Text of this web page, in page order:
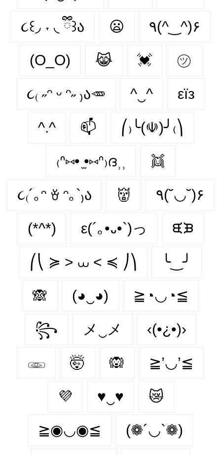
૮꒰◞ ˕ ◟ ྀི꒱ა 😦 ٩(^‿^)۶
(O_O) 😹 💓 ㋡
૮₍ ˶ᵔ ᵕ ᵔ˶ ₎ა🥕 ^‿^ εїз
^.^ 📫 ⎛₎╰(☫)╯₍⎞
₍ᐢ⑅• ̫•⑅ᐢ₎ദ⸒⸒ 👯
૮₍´｡ᵔ ꈊ ᵔ｡`₎ა 👹 ٩(˘◡˘)۶
(*^*) ε(´｡•᎑•`)っ ᙙᙖ
⎛⎝ ≽ > ⩊ < ≼ ⎠⎞ ╰‿╯
🙈 (◕‿◕) ≧◔◡◔≦
꧂ メ‿メ ‹(•¿•)›
𓁾 🤯 🙉 ≧’◡’≦
💜 ♥‿♥ 😿
≧◉◡◉≦ (❁´◡`❁)